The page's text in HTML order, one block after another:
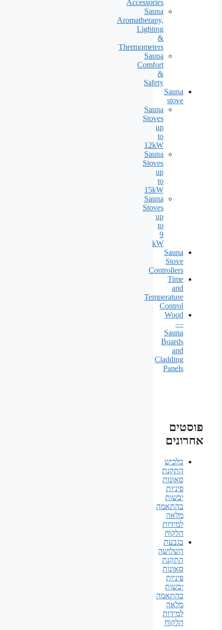
Accessories
Sauna
Aromatherapy,
Lighting
&
Thermometers
Sauna
Comfort
&
Safety
Sauna
stove
Sauna
Stoves
up
to
12kW
Sauna
Stoves
up
to
15kW
Sauna
Stoves
up
to
9
kW
Sauna
Stove
Controllers
Time
and
Temperature
Control
Wood
—
Sauna
Boards
and
Cladding
Panels
פוסטים
אחרונים
בלכיש
התקנת
סאונות
פיניות
יבשות
בהתאמה
מלאה
למידות
הלקוח
בגבעת
השלושה
התקנת
סאונות
פיניות
יבשות
בהתאמה
מלאה
למידות
הלקוח